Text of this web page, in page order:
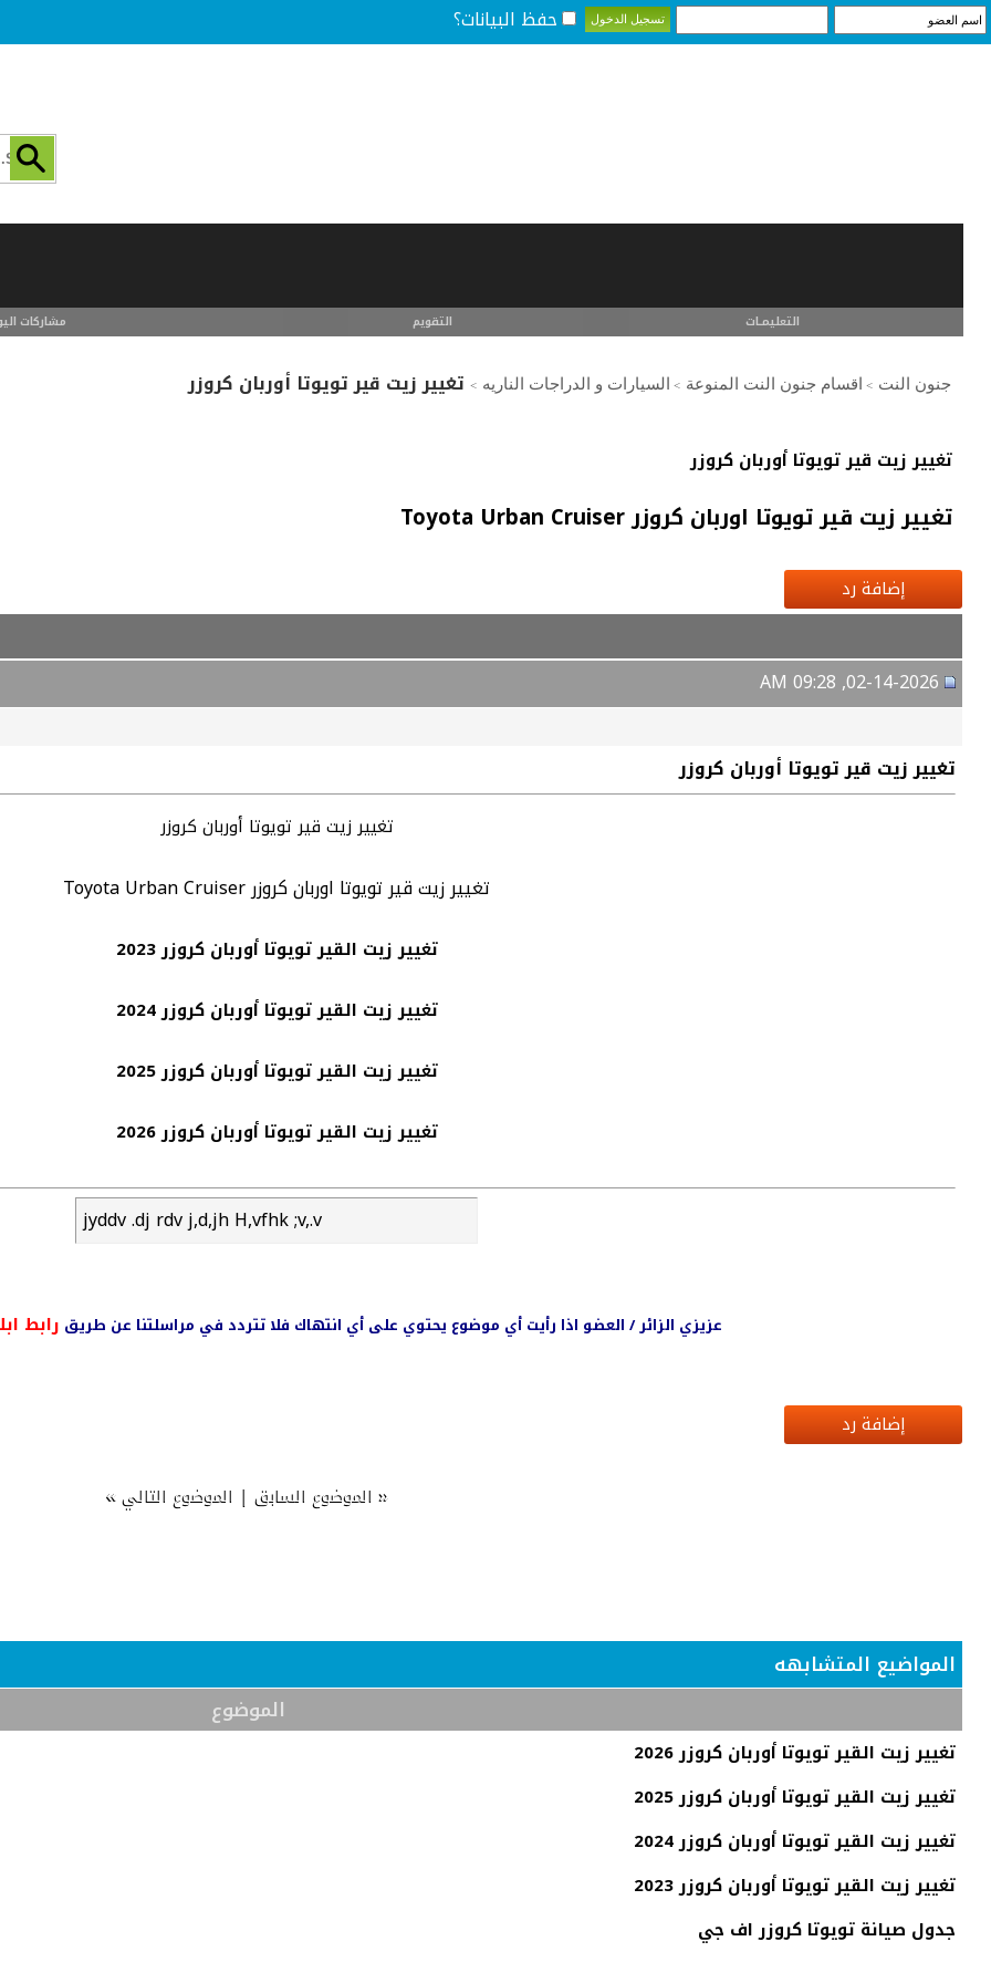
حفظ البيانات؟
التعليمـــات التقويم مشاركات
جنون النت > اقسام جنون النت المنوعة > السيارات و الدراجات الناريه > تغيير زيت قير تويوتا أوربان كروزر
تغيير زيت قير تويوتا أوربان كروزر
تغيير زيت قير تويوتا اوربان كروزر Toyota Urban Cruiser
إضافة رد
تغيير زيت قير تويوتا أوربان كروزر
تغيير زيت قير تويوتا أوربان كروزر
تغيير زيت قير تويوتا اوربان كروزر Toyota Urban Cruiser
تغيير زيت القير تويوتا أوربان كروزر 2023
تغيير زيت القير تويوتا أوربان كروزر 2024
تغيير زيت القير تويوتا أوربان كروزر 2025
تغيير زيت القير تويوتا أوربان كروزر 2026
jyddv .dj rdv j,d,jh H,vfhk ;v,.v
عزيزي الزائر / العضو اذا رأيت أي موضوع يحتوي على أي انتهاك فلا تتردد في مراسلتنا عن طريق رابط
إضافة رد
« الموضوع السابق| الموضوع التالي»
المواضيع المتشابهه
الموضوع
تغيير زيت القير تويوتا أوربان كروزر 2026
تغيير زيت القير تويوتا أوربان كروزر 2025
تغيير زيت القير تويوتا أوربان كروزر 2024
تغيير زيت القير تويوتا أوربان كروزر 2023
جدول صيانة تويوتا كروزر اف جي